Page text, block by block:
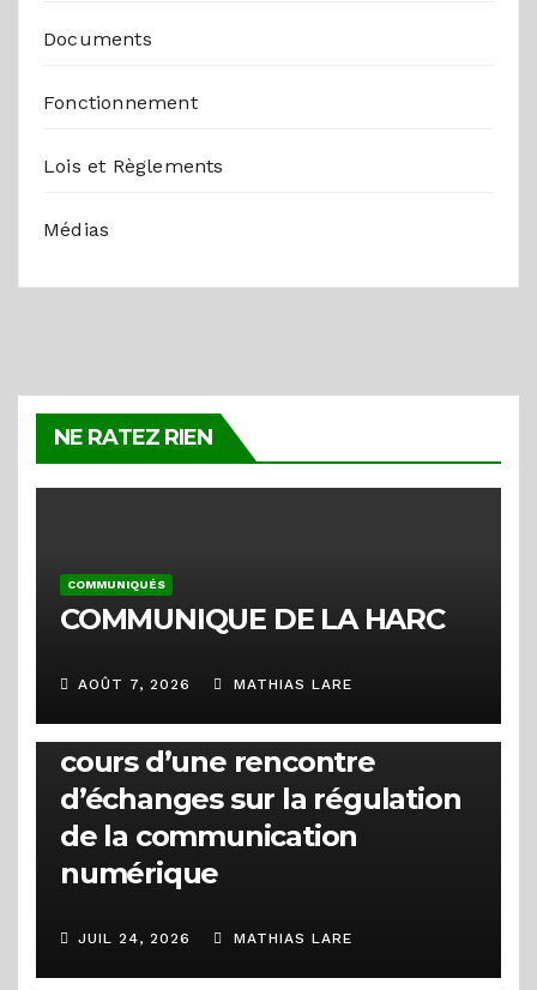
Documents
Fonctionnement
Lois et Règlements
Médias
NE RATEZ RIEN
COMMUNIQUÉS
COMMUNIQUE DE LA HARC
AOÛT 7, 2026 MATHIAS LARE
La HARC clarifie la distinction
entre les types de badges au
cours d’une rencontre
d’échanges sur la régulation
de la communication
numérique
JUIL 24, 2026 MATHIAS LARE
COMMUNIQUÉS